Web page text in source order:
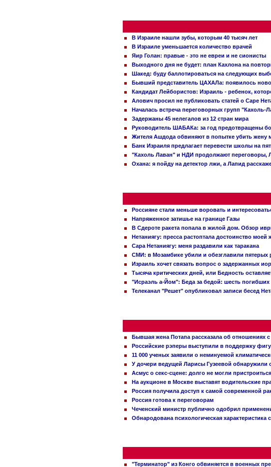
В Израиле нашли зубы, которым 40 тысяч лет
В Израиле уменьшается количество врачей
Яир Голан: правые - это не евреи и не сионисты
Выходного дня не будет: план Кахлона на
Шакед: буду баллотироваться на следующих
Бывший представитель ЦАХАЛа: появилось
Кандидат Лейбористов: Израиль - ребенок,
Алович просил не публиковать статей о Саре
Началась встреча переговорных групп "Кахоль-
Задержаны 45 нелегалов из 12 стран мира
Руководитель ШАБАКа: за год предотвращены
Жителя Ашдода обвиняют в попытке убить жену
Банк Израиля предлагает перевести школы на
"Кахоль Лаван" и НДИ продолжают переговоры,
Охана: я пойду на детектор лжи, а Лапид
Россияне стали меньше воровать и
Напряженное затишье на границе Газы
В Сдероте ракета попала в жилой дом. Обзор
Нетаниягу: пресса растоптала достоинство моей
Сара Нетаниягу: меня раздавили как таракана
СМИ: в Мозамбике убили и обезглавили пятерых
Израиль хочет связать вопрос о задержанных
Тысяча критических дней, или Бедность
"Исраэль а-Йом": Беда за бедой: шесть
Телеканал "Решет" опубликовал записи бесед
Бывшая жена Потапа рассказала об отношениях
Российские рэперы выступили в поддержку
11 000 ученых заявили о неминуемой
У дочери ведущей Ларисы Гузеевой обнаружили
Асмус о секс-сцене: долго не могли пристроиться
На аукционе в Москве выставят водительские
Россия получила доступ к самой современной
Россия готова к переговорам
Чеченский министр публично одобрил
Обнародована психологическая
"Терминатор" из Конго обвиняется в военных